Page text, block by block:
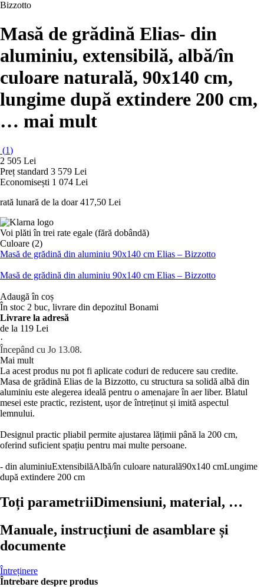
Bizzotto
Masă de grădină Elias- din
aluminiu, extensibilă, albă/în
culoare naturală, 90x140 cm,
lungime după extindere 200 cm,
… mai mult
(1)
2 505 Lei
Preț standard 3 579 Lei
Economisești 1 074 Lei
rată lunară de la doar 417,50 Lei
Voi plăti în trei rate egale (fără dobândă)
Culoare (2)
Masă de grădină din aluminiu 90x140 cm Elias – Bizzotto
Masă de grădină din aluminiu 90x140 cm Elias – Bizzotto
Adaugă în coș
În stoc 2 buc, livrare din depozitul Bonami
Livrare la adresă
de la 119 Lei
·
Începând cu Jo 13.08.
Mai mult
La acest produs nu pot fi aplicate coduri de reducere sau credite.
Masa de grădină Elias de la Bizzotto, cu structura sa solidă albă din
aluminiu este alegerea ideală pentru o amenajare în aer liber. Blatul
mesei este practic, rezistent, ușor de întreținut și imită aspectul
lemnului.
Designul practic pliabil permite ajustarea lățimii până la 200 cm,
oferind suficient spațiu pentru mai multe persoane.
- din aluminiuExtensibilăAlbă/în culoare naturală90x140 cmLungime
după extindere 200 cm
Toți parametriiDimensiuni, material, …
Manuale, instrucțiuni de asamblare și
documente
Întreținere
Întrebare despre produs